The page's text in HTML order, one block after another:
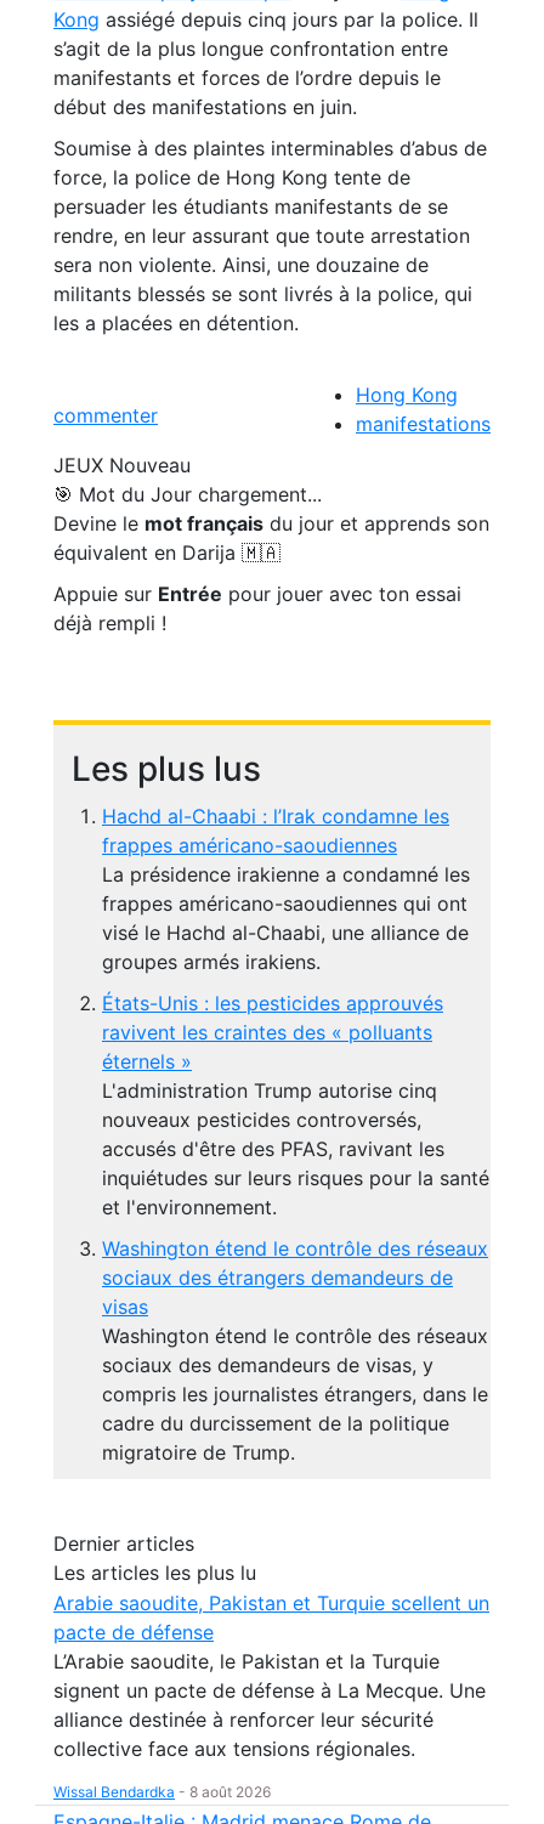
Kong assiégé depuis cinq jours par la police. Il
s’agit de la plus longue confrontation entre
manifestants et forces de l’ordre depuis le
début des manifestations en juin.
Soumise à des plaintes interminables d’abus de
force, la police de Hong Kong tente de
persuader les étudiants manifestants de se
rendre, en leur assurant que toute arrestation
sera non violente. Ainsi, une douzaine de
militants blessés se sont livrés à la police, qui
les a placées en détention.
commenter
Hong Kong
manifestations
JEUX Nouveau
🎯 Mot du Jour chargement...
Devine le mot français du jour et apprends son
équivalent en Darija 🇲🇦
Appuie sur Entrée pour jouer avec ton essai
déjà rempli !
Les plus lus
Hachd al-Chaabi : l’Irak condamne les
frappes américano-saoudiennes
La présidence irakienne a condamné les
frappes américano-saoudiennes qui ont
visé le Hachd al-Chaabi, une alliance de
groupes armés irakiens.
États-Unis : les pesticides approuvés
ravivent les craintes des « polluants
éternels »
L'administration Trump autorise cinq
nouveaux pesticides controversés,
accusés d'être des PFAS, ravivant les
inquiétudes sur leurs risques pour la santé
et l'environnement.
Washington étend le contrôle des réseaux
sociaux des étrangers demandeurs de
visas
Washington étend le contrôle des réseaux
sociaux des demandeurs de visas, y
compris les journalistes étrangers, dans le
cadre du durcissement de la politique
migratoire de Trump.
Dernier articles
Les articles les plus lu
Arabie saoudite, Pakistan et Turquie scellent un
pacte de défense
L’Arabie saoudite, le Pakistan et la Turquie
signent un pacte de défense à La Mecque. Une
alliance destinée à renforcer leur sécurité
collective face aux tensions régionales.
Wissal Bendardka - 8 août 2026